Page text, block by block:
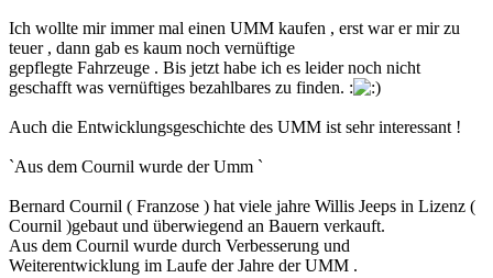
Ich wollte mir immer mal einen UMM kaufen , erst war er mir zu
teuer , dann gab es kaum noch vernüftige
gepflegte Fahrzeuge . Bis jetzt habe ich es leider noch nicht
geschafft was vernüftiges bezahlbares zu finden. :
Auch die Entwicklungsgeschichte des UMM ist sehr interessant !
`Aus dem Cournil wurde der Umm `
Bernard Cournil ( Franzose ) hat viele jahre Willis Jeeps in Lizenz (
Cournil )gebaut und überwiegend an Bauern verkauft.
Aus dem Cournil wurde durch Verbesserung und
Weiterentwicklung im Laufe der Jahre der UMM .